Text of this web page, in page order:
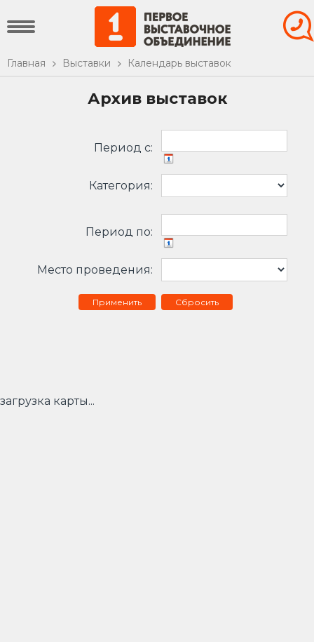
Главная Выставки Календарь выставок
Архив выставок
Период c:
Категория:
Период по:
Место проведения:
Сбросить
загрузка карты...